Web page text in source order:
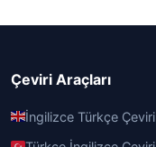
Çeviri Araçları
İngilizce Türkçe Çeviri